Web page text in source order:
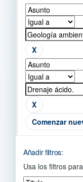
Comenzar
Añadir filtros:
Usa los filtros